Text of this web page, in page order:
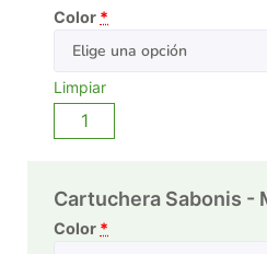
Color *
Limpiar
Cartuchera Sabonis -
Color *